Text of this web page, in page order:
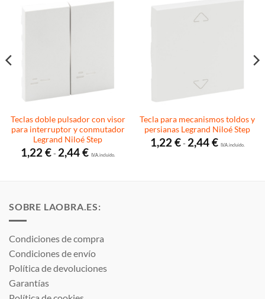
Teclas doble pulsador con visor
para interruptor y conmutador
Legrand Niloé Step
1,22 €- 2,44€Rango
de
I.V.A. incluido.
Tecla para mecanismos toldos y
persianas Legrand Niloé Step
1,22 €- 2,44€Rango
de
I.V.A. incluido.
SOBRE LAOBRA.ES:
Condiciones de compra
Condiciones de envío
Política de devoluciones
Garantías